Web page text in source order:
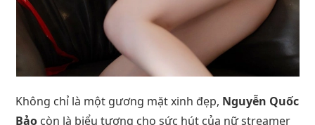
Không chỉ là một gương mặt xinh đẹp, Nguyễn Quốc
Bảo còn là biểu tượng cho sức hút của nữ streamer